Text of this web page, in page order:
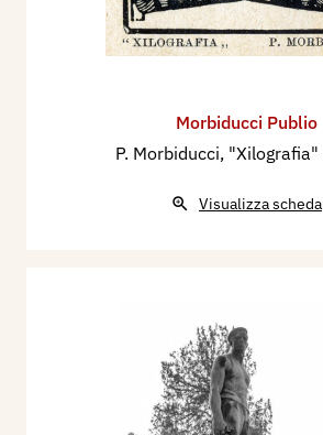
Morbiducci Publio
P. Morbiducci, "Xilografia"
Visualizza scheda